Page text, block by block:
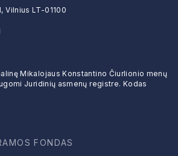
Vilnius LT-01100
Mikalojaus Konstantino Čiurlionio menų
Juridinių asmenų registre. Kodas
FONDAS